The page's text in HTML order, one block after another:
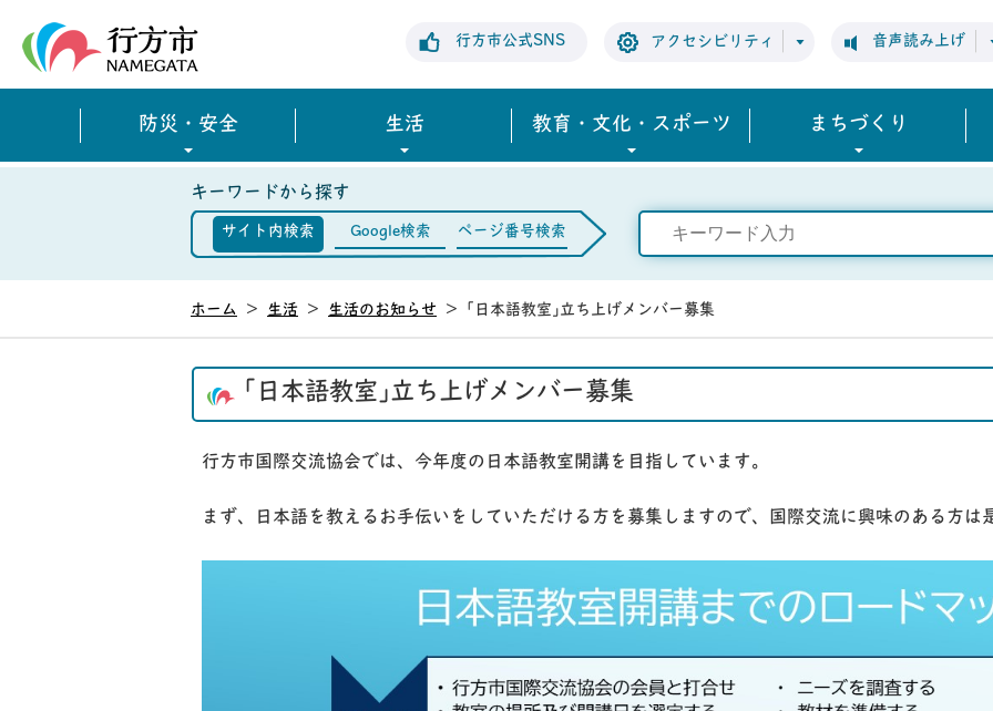
行方市公式SNS アクセシビリティ 音声読み上げ
防災・安全 生活 教育・文化・スポーツ まちづくり
キーワードから探す
サイト内検索 Google検索 ページ番号検索
ホーム > 生活 > 生活のお知らせ > ｢日本語教室｣立ち上げメンバー募集
｢日本語教室｣立ち上げメンバー募集
行方市国際交流協会では、今年度の日本語教室開講を目指しています。
まず、日本語を教えるお手伝いをしていただける方を募集しますので、国際交流に興味のある方は